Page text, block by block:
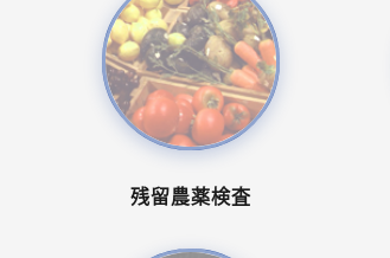
残留農薬検査